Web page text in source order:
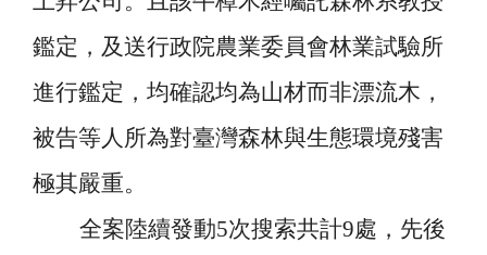
鑑定，及送行政院農業委員會林業試驗所
進行鑑定，均確認均為山材而非漂流木，
被告等人所為對臺灣森林與生態環境殘害
極其嚴重。
全案陸續發動5次搜索共計9處，先後